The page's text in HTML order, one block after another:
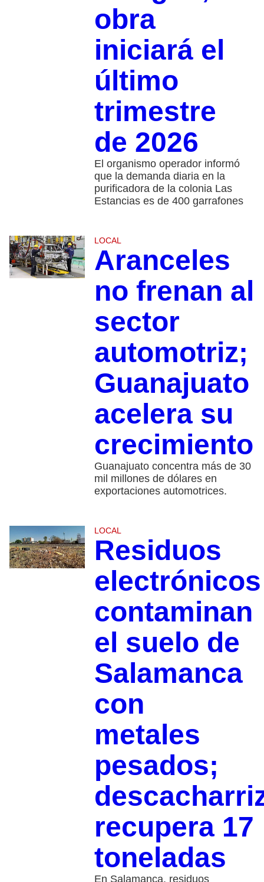
obra
iniciará el
último
trimestre
de 2026
El organismo operador informó
que la demanda diaria en la
purificadora de la colonia Las
Estancias es de 400 garrafones
LOCAL
Aranceles
no frenan al
sector
automotriz;
Guanajuato
acelera su
crecimiento
Guanajuato concentra más de 30
mil millones de dólares en
exportaciones automotrices.
LOCAL
Residuos
electrónicos
contaminan
el suelo de
Salamanca
con
metales
pesados;
recupera 17
toneladas
En Salamanca, residuos